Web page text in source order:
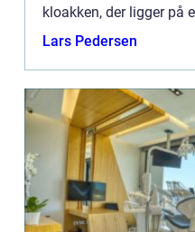
kloakken, der ligger på
både om det er et hus,
Lars Pedersen